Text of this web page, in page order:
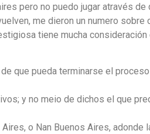
pero no puedo jugar através de
me dieron un numero sobre
tiene mucha
que pueda terminarse el
y no meio de dichos el que
o Nan Buenos Aires, adonde